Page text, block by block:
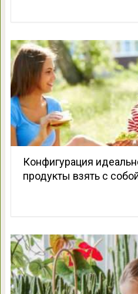
Конфигурация
продукты взять с